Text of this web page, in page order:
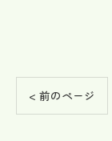
< 前のページ